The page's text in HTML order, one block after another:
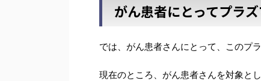
がん患者にとってプラ
では、がん患者さんにとって、このプ
現在のところ、がん患者さんを対象と